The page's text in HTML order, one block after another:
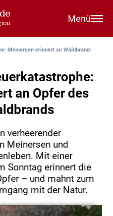
Menü
Meinersen erinnert an Waldbrand-
an Opfer des
verheerender
Meinersen und
Mit einer
Sonntag erinnert die
– und mahnt zum
mit der Natur.